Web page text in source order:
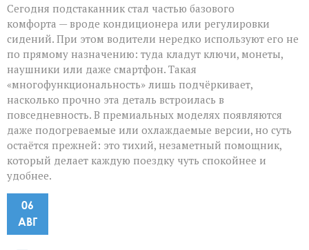
Сегодня подстаканник стал частью базового
комфорта — вроде кондиционера или регулировки
сидений. При этом водители нередко используют его не
по прямому назначению: туда кладут ключи, монеты,
наушники или даже смартфон. Такая
«многофункциональность» лишь подчёркивает,
насколько прочно эта деталь встроилась в
повседневность. В премиальных моделях появляются
даже подогреваемые или охлаждаемые версии, но суть
остаётся прежней: это тихий, незаметный помощник,
который делает каждую поездку чуть спокойнее и
удобнее.
06
АВГ